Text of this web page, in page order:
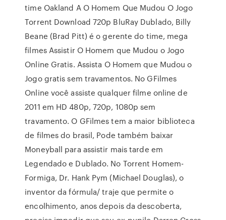
time Oakland A O Homem Que Mudou O Jogo
Torrent Download 720p BluRay Dublado, Billy
Beane (Brad Pitt) é o gerente do time, mega
filmes Assistir O Homem que Mudou o Jogo
Online Gratis. Assista O Homem que Mudou o
Jogo gratis sem travamentos. No GFilmes
Online você assiste qualquer filme online de
2011 em HD 480p, 720p, 1080p sem
travamento. O GFilmes tem a maior biblioteca
de filmes do brasil, Pode também baixar
Moneyball para assistir mais tarde em
Legendado e Dublado. No Torrent Homem-
Formiga, Dr. Hank Pym (Michael Douglas), o
inventor da fórmula/ traje que permite o
encolhimento, anos depois da descoberta,